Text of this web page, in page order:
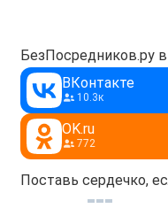
БезПосредников.ру в
ВКонтакте
10.3к
OK.ru
772
Поставь сердечко,